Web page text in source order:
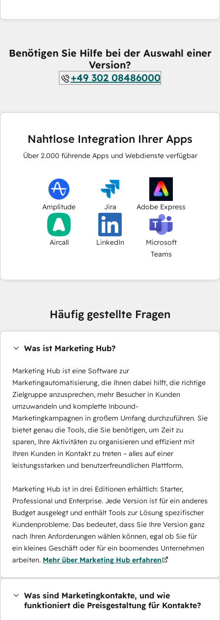
Benötigen Sie Hilfe bei der Auswahl einer
Version?
+49 302 08486000
Nahtlose Integration Ihrer Apps
Über 2.000 führende Apps und Webdienste verfügbar
Amplitude Jira Adobe Express
Aircall LinkedIn
Microsoft
Teams
Häufig gestellte Fragen
Was ist Marketing Hub?
Marketing Hub ist eine Software zur
Marketingautomatisierung, die Ihnen dabei hilft, die richtige
Zielgruppe anzusprechen, mehr Besucher in Kunden
umzuwandeln und komplette Inbound-
Marketingkampagnen in großem Umfang durchzuführen. Sie
bietet genau die Tools, die Sie benötigen, um Zeit zu
sparen, Ihre Aktivitäten zu organisieren und effizient mit
Ihren Kunden in Kontakt zu treten – alles auf einer
leistungsstarken und benutzerfreundlichen Plattform.
Marketing Hub ist in drei Editionen erhältlich: Starter,
Professional und Enterprise. Jede Version ist für ein anderes
Budget ausgelegt und enthält Tools zur Lösung spezifischer
Kundenprobleme. Das bedeutet, dass Sie Ihre Version ganz
nach Ihren Anforderungen wählen können, egal ob Sie für
ein kleines Geschäft oder für ein boomendes Unternehmen
arbeiten. Mehr über Marketing Hub erfahren
Was sind Marketingkontakte, und wie
funktioniert die Preisgestaltung für Kontakte?